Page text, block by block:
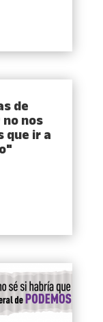
de
nos
que ir a